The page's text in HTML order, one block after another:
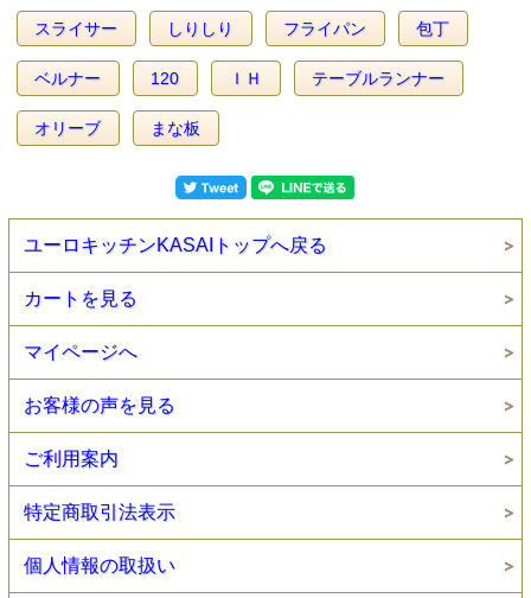
スライサー しりしり フライパン 包丁
ベルナー 120 ＩＨ テーブルランナー
オリーブ まな板
ユーロキッチンKASAIトップへ戻る
カートを見る
マイページへ
お客様の声を見る
ご利用案内
特定商取引法表示
個人情報の取扱い